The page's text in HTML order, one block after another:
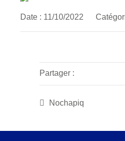
Date : 11/10/2022
Partager :
Nochapiq